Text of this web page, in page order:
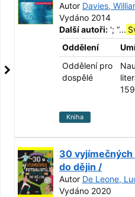
Autor Davies,
Vydáno 2014
Další autoři: '; “...
Oddělení
Oddělení pro
dospělé
Kniha
30
do dějin /
Autor De Leone,
Vydáno 2020